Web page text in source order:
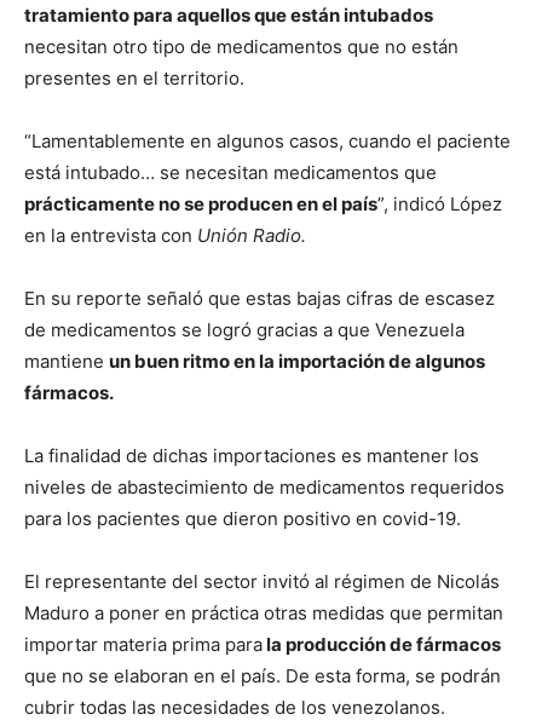
tratamiento para aquellos que están intubados
necesitan otro tipo de medicamentos que no están
presentes en el territorio.
“Lamentablemente en algunos casos, cuando el paciente
está intubado… se necesitan medicamentos que
prácticamente no se producen en el país”, indicó López
en la entrevista con Unión Radio.
En su reporte señaló que estas bajas cifras de escasez
de medicamentos se logró gracias a que Venezuela
mantiene un buen ritmo en la importación de algunos
fármacos.
La finalidad de dichas importaciones es mantener los
niveles de abastecimiento de medicamentos requeridos
para los pacientes que dieron positivo en covid-19.
El representante del sector invitó al régimen de Nicolás
Maduro a poner en práctica otras medidas que permitan
importar materia prima parala producción de fármacos
que no se elaboran en el país. De esta forma, se podrán
cubrir todas las necesidades de los venezolanos.